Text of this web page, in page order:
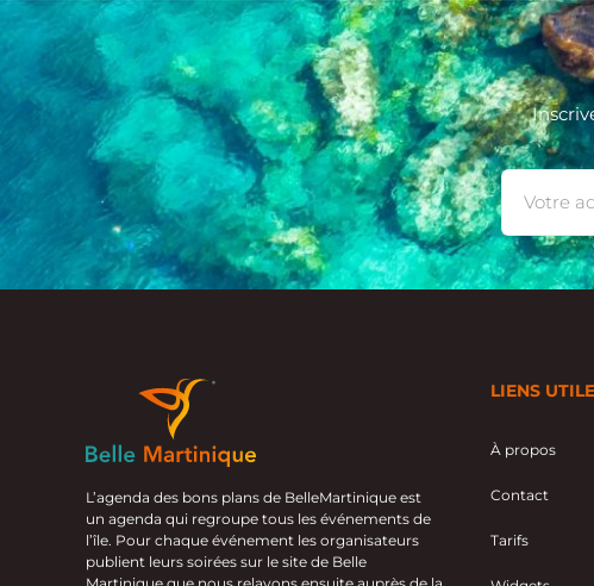
L’agenda des bons plans de BelleMartinique est
un agenda qui regroupe tous les événements de
l’île. Pour chaque événement les organisateurs
publient leurs soirées sur le site de Belle
LIENS
À propos
Contact
Tarifs